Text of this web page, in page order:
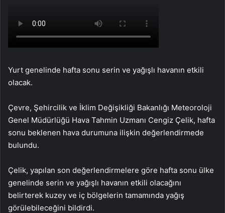
Yurt genelinde hafta sonu serin ve yağışlı havanın etkili
olacak.
Çevre, Şehircilik ve İklim Değişikliği Bakanlığı Meteoroloji
Genel Müdürlüğü Hava Tahmin Uzmanı Cengiz Çelik, hafta
sonu beklenen hava durumuna ilişkin değerlendirmede
bulundu.
Çelik, yapılan son değerlendirmelere göre hafta sonu ülke
genelinde serin ve yağışlı havanın etkili olacağını
belirterek kuzey ve iç bölgelerin tamamında yağış
görülebileceğini bildirdi.